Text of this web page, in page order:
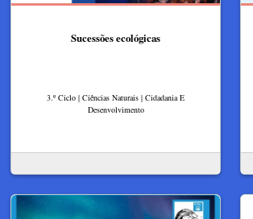
Sucessões ecológicas
3.º Ciclo | Ciências Naturais | Cidadania E
Desenvolvimento